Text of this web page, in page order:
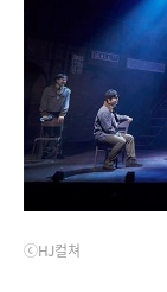
ⓒHJ컬쳐